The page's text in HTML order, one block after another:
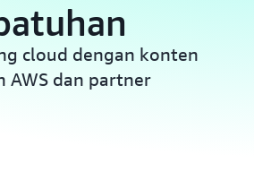
cloud dengan konten
AWS dan partner